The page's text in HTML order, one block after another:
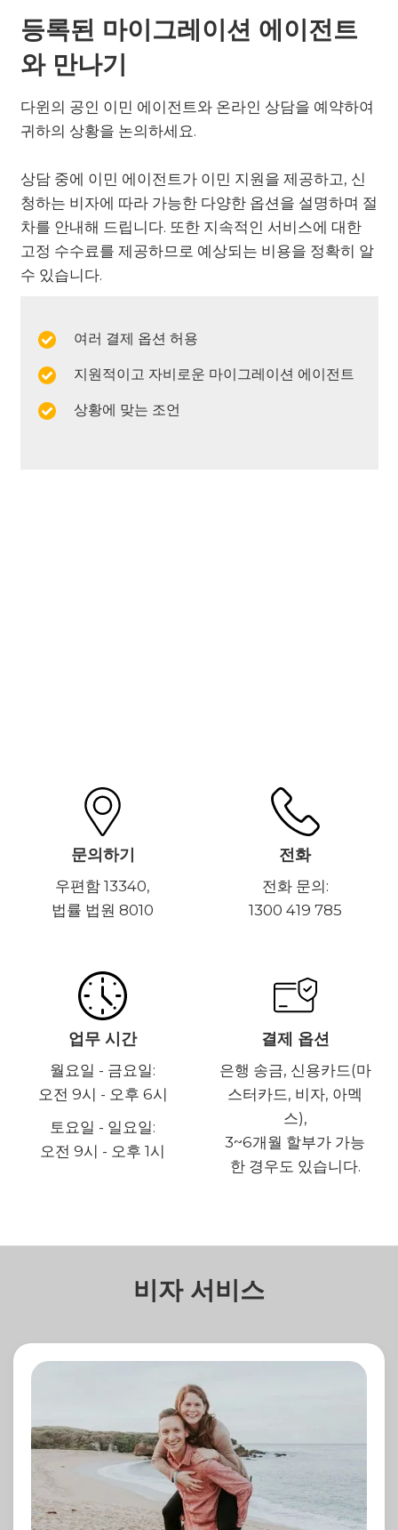
등록된 마이그레이션 에이전트
와 만나기
다윈의 공인 이민 에이전트와 온라인 상담을 예약하여
귀하의 상황을 논의하세요.
상담 중에 이민 에이전트가 이민 지원을 제공하고, 신
청하는 비자에 따라 가능한 다양한 옵션을 설명하며 절
차를 안내해 드립니다. 또한 지속적인 서비스에 대한
고정 수수료를 제공하므로 예상되는 비용을 정확히 알
수 있습니다.
여러 결제 옵션 허용
지원적이고 자비로운 마이그레이션 에이전트
상황에 맞는 조언
문의하기
우편함 13340,
법률 법원 8010
전화
전화 문의:
1300 419 785
업무 시간
월요일 - 금요일:
오전 9시 - 오후 6시
토요일 - 일요일:
오전 9시 - 오후 1시
결제 옵션
은행 송금, 신용카드(마
스터카드, 비자, 아멕
스),
3~6개월 할부가 가능
한 경우도 있습니다.
비자 서비스